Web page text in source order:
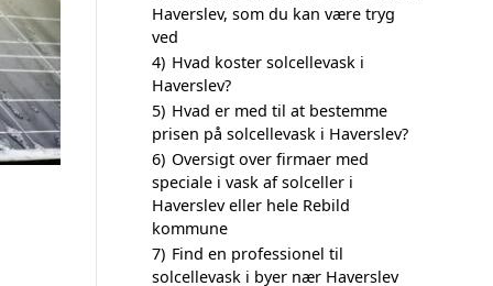
Haverslev, som du kan være tryg
ved
4) Hvad koster solcellevask i
Haverslev?
5) Hvad er med til at bestemme
prisen på solcellevask i Haverslev?
6) Oversigt over firmaer med
speciale i vask af solceller i
Haverslev eller hele Rebild
kommune
7) Find en professionel til
solcellevask i byer nær Haverslev